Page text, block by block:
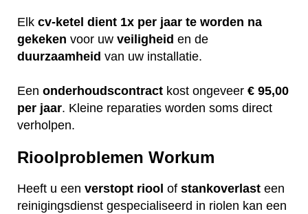
Elk cv-ketel dient 1x per jaar te worden na
gekeken voor uw veiligheid en de
duurzaamheid van uw installatie.
Een onderhoudscontract kost ongeveer € 95,00
per jaar. Kleine reparaties worden soms direct
verholpen.
Rioolproblemen Workum
Heeft u een verstopt riool of stankoverlast een
reinigingsdienst gespecialiseerd in riolen kan een